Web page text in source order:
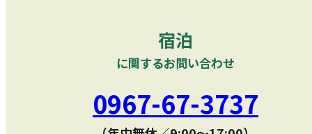
宿泊
に関するお問い合わせ
0967-67-3737